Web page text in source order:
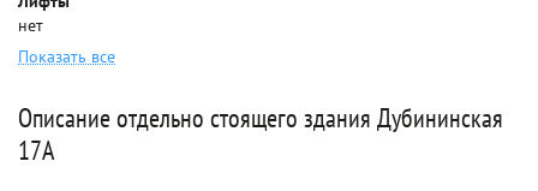
нет
Показать все
Описание отдельно стоящего здания Дубининская
17А